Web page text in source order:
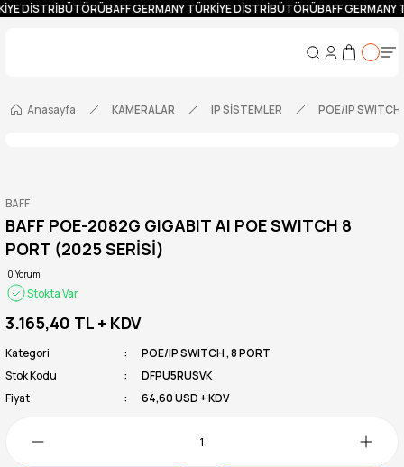
DİSTRİBÜTÖRÜBAFF GERMANY TÜRKİYE DİSTRİBÜTÖRÜBAFF GERMANY
Anasayfa KAMERALAR IP SİSTEMLER POE/IP SWITCH
BAFF
BAFF POE-2082G GIGABIT AI POE SWITCH 8
PORT (2025 SERİSİ)
0 Yorum
Stokta Var
3.165,40 TL + KDV
Kategori POE/IP SWITCH,8 PORT
Stok Kodu
DFPU5RUSVK
Fiyat
64,60 USD + KDV